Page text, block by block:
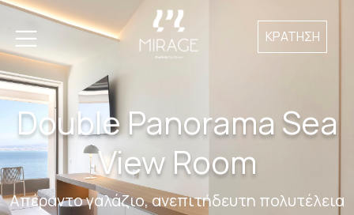
ΚΡΑΤΗΣΗ
Double Panorama Sea
View Room
Απέραντο γαλάζιο, ανεπιτήδευτη πολυτέλεια